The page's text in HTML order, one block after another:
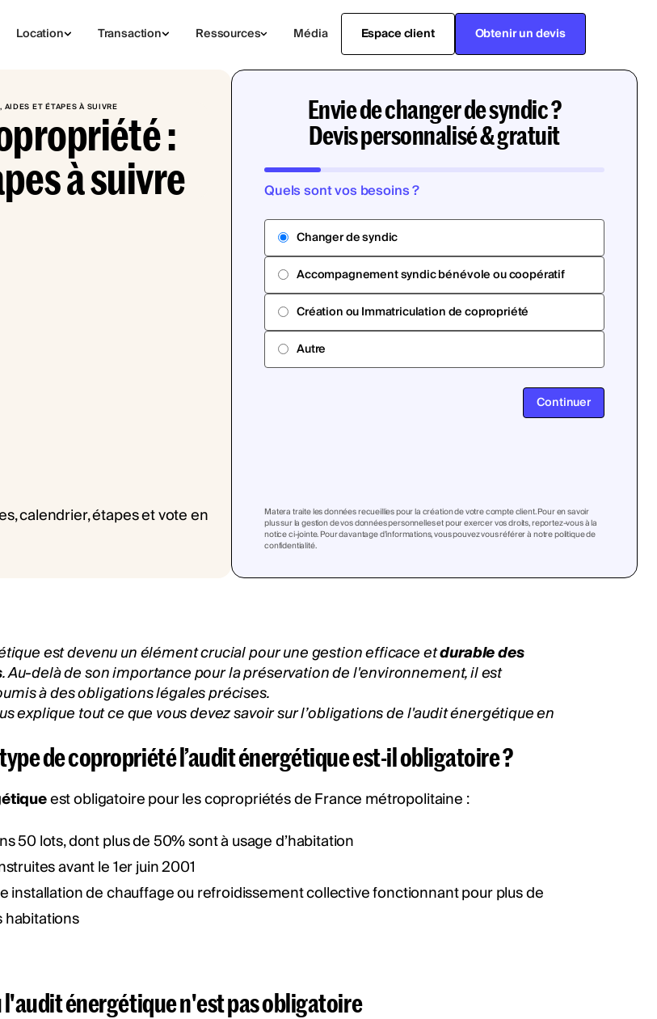
Location Transaction Ressources Média Espace client Obtenir un devis
ET ÉTAPES À SUIVRE
:
à suivre
Envie de changer de syndic ?
Devis personnalisé & gratuit
Quels sont vos besoins ?
Changer de syndic
Accompagnement syndic bénévole ou coopératif
Création ou Immatriculation de copropriété
Autre
Continuer
Matera traite les données recueillies pour la création de votre compte client. Pour en savoir
plus sur la gestion de vos données personnelles et pour exercer vos droits, reportez-vous à la
notice ci-jointe. Pour davantage d’informations, vous pouvez vous référer à notre politique de
confidentialité.
est devenu un élément crucial pour une gestion efficace etdurable des
. Au-delà de son importance pour la préservation de l'environnement, il est
à des obligations légales précises.
explique tout ce que vous devez savoir sur l’obligations de l'audit énergétique en
de copropriété l’audit énergétique est-il obligatoire ?
est obligatoire pour les copropriétés de France métropolitaine :
50 lots, dont plus de 50% sont à usage d’habitation
avant le 1er juin 2001
installation de chauffage ou refroidissement collective fonctionnant pour plus de
habitations
l'audit énergétique n'est pas obligatoire